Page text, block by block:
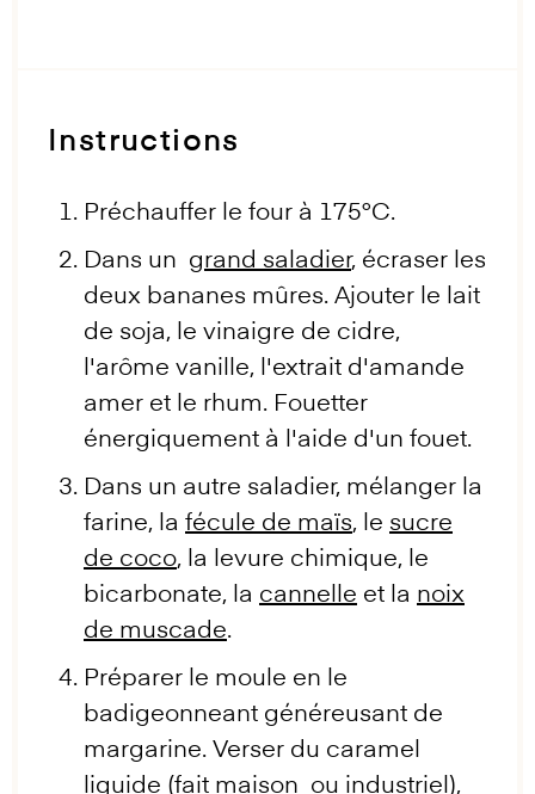
Instructions
Préchauffer le four à 175°C.
Dans un grand saladier, écraser les
deux bananes mûres. Ajouter le lait
de soja, le vinaigre de cidre,
l'arôme vanille, l'extrait d'amande
amer et le rhum. Fouetter
énergiquement à l'aide d'un fouet.
Dans un autre saladier, mélanger la
farine, la fécule de maïs, le sucre
de coco, la levure chimique, le
bicarbonate, la cannelle et la noix
de muscade.
Préparer le moule en le
badigeonneant généreusant de
margarine. Verser du caramel
liquide (fait maison ou industriel),